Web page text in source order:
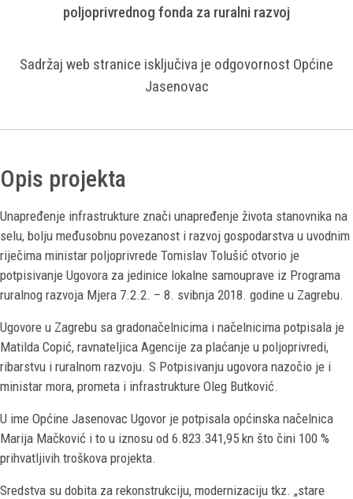
poljoprivrednog fonda za ruralni razvoj
Sadržaj web stranice isključiva je odgovornost Općine
Jasenovac
Opis projekta
Unapređenje infrastrukture znači unapređenje života stanovnika na
selu, bolju međusobnu povezanost i razvoj gospodarstva u uvodnim
riječima ministar poljoprivrede Tomislav Tolušić otvorio je
potpisivanje Ugovora za jedinice lokalne samouprave iz Programa
ruralnog razvoja Mjera 7.2.2. – 8. svibnja 2018. godine u Zagrebu.
Ugovore u Zagrebu sa gradonačelnicima i načelnicima potpisala je
Matilda Copić, ravnateljica Agencije za plaćanje u poljoprivredi,
ribarstvu i ruralnom razvoju. S Potpisivanju ugovora nazočio je i
ministar mora, prometa i infrastrukture Oleg Butković.
U ime Općine Jasenovac Ugovor je potpisala općinska načelnica
Marija Mačković i to u iznosu od 6.823.341,95 kn što čini 100 %
prihvatljivih troškova projekta.
Sredstva su dobita za rekonstrukciju, modernizaciju tkz. „stare